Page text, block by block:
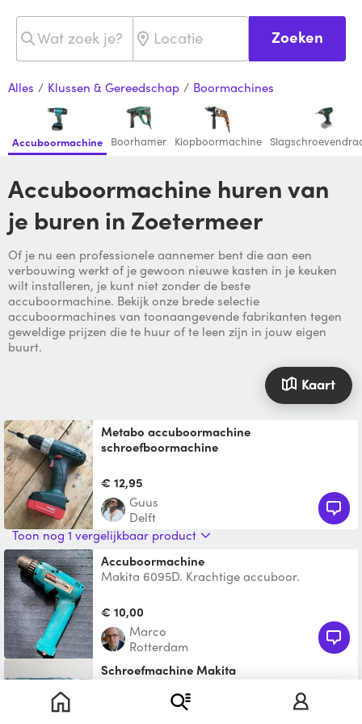
Zoeken
Alles / Klussen & Gereedschap / Boormachines
Accuboormachine Boorhamer Klopboormachine
Accuboormachine huren van
je buren in Zoetermeer
Of je nu een professionele aannemer bent die aan een
verbouwing werkt of je gewoon nieuwe kasten in je keuken
wilt installeren, je kunt niet zonder de beste
accuboormachine. Bekijk onze brede selectie
accuboormachines van toonaangevende fabrikanten tegen
geweldige prijzen die te huur of te leen zijn in jouw eigen
buurt.
Kaart
Metabo accuboormachine
schroefboormachine
en lader. Ready to go!
€ 12,95
Guus
Delft
Toon nog 1 vergelijkbaar product
Accuboormachine
Makita 6095D. Krachtige accuboor.
je een langere kl
€ 10,00
Marco
Rotterdam
Schroefmachine Makita
LXT, Met lader en accu